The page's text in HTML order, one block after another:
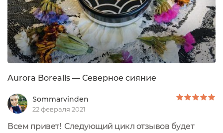
Aurora Borealis — Северное сияние
Sommarvinden
22 февраля 2021
Всем привет! Следующий цикл отзывов будет